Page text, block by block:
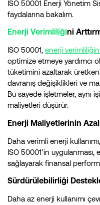
ISO 50001 Enerji Yönetim
faydalarına bakalım.
Enerji Verimliliğini
ISO 50001, enerji
optimize etmeye yardımcı
tüketimini azaltarak
davranış değişiklikleri ve
Bu sayede işletmeler, aynı
maliyetleri düşürür.
Enerji Maliyetlerinin
Daha verimli enerji
ISO 50001’in
sağlayarak finansal
Sürdürülebilirliği
Daha az enerji kullanımı